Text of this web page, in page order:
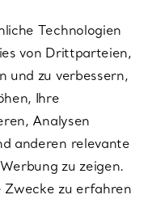
Technologien
von Drittparteien,
und zu verbessern,
Ihre
Analysen
anderen relevante
zu zeigen.
Zwecke zu erfahren